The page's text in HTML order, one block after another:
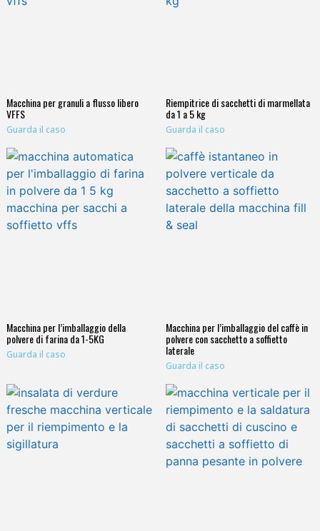
Macchina per granuli a flusso libero
VFFS
Guarda il caso
Riempitrice di sacchetti di marmellata
da 1 a 5 kg
Guarda il caso
Macchina per l’imballaggio della
polvere di farina da 1-5KG
Guarda il caso
Macchina per l’imballaggio del caffè in
polvere con sacchetto a soffietto
laterale
Guarda il caso